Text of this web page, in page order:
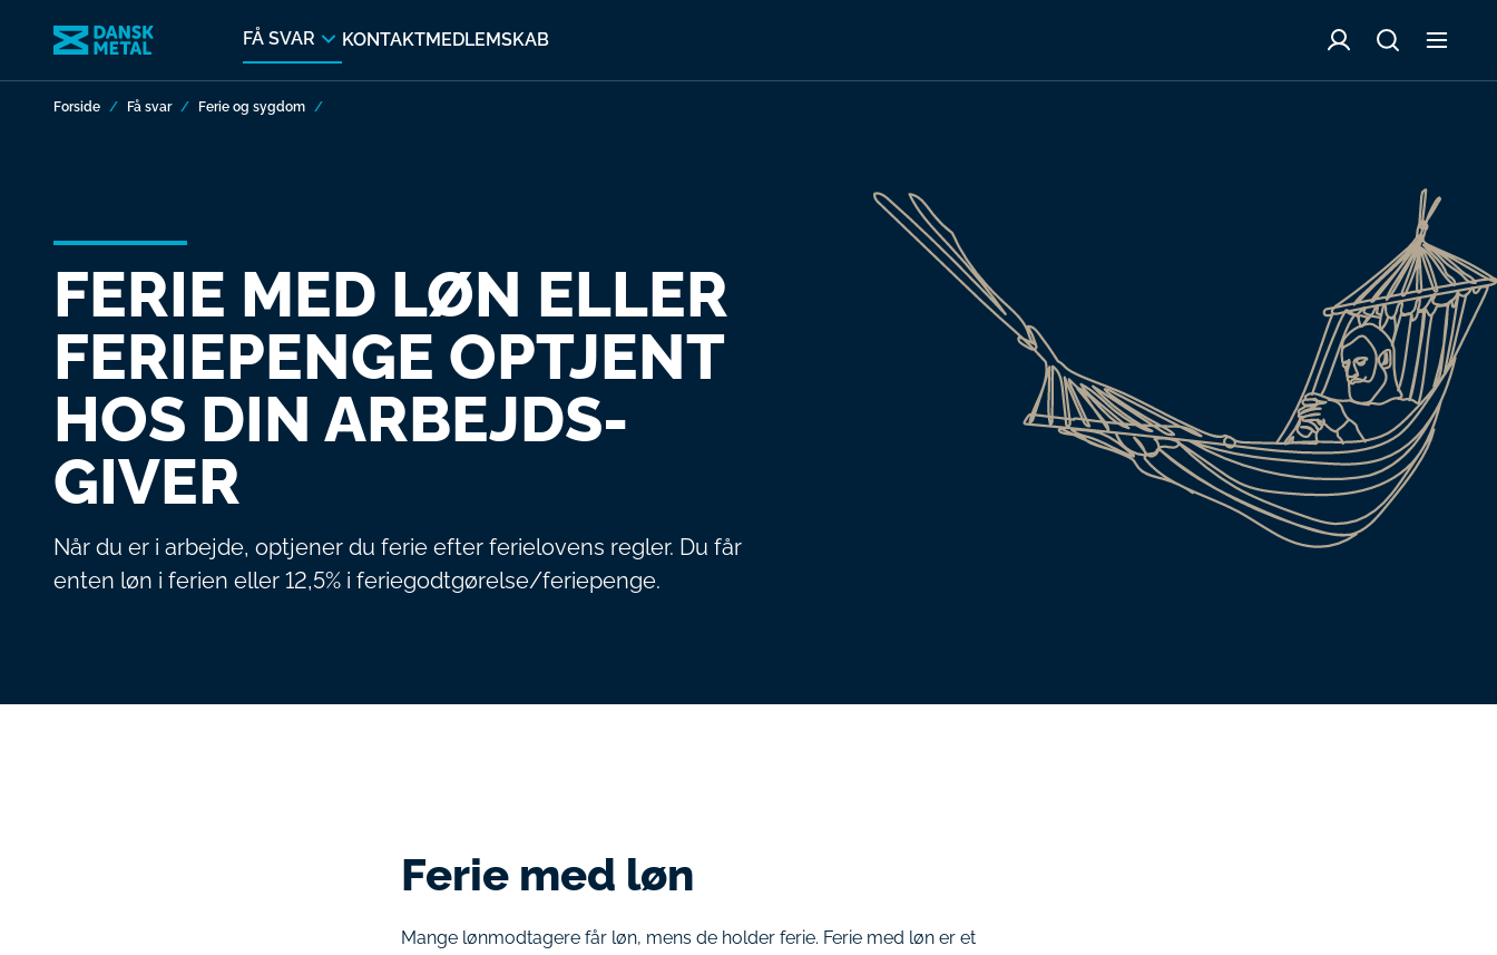
FÅ SVAR KONTAKTMEDLEMSKAB
Forside Få svar Ferie og sygdom
FERIE MED LØN ELLER
FERIE­PENGE OPTJENT
HOS DIN ARBEJDS­
GIVER
Når du er i arbejde, optjener du ferie efter ferielovens regler. Du får
enten løn i ferien eller 12,5% i feriegodtgørelse/feriepenge.
Ferie med løn
Mange lønmodtagere får løn, mens de holder ferie. Ferie med løn er et